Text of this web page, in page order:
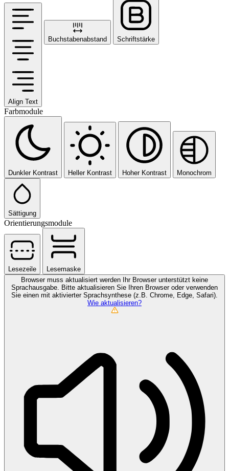
Align Text
Buchstabenabstand Schriftstärke
Farbmodule
Dunkler Kontrast Heller Kontrast Hoher Kontrast Monochrom
Sättigung
Orientierungsmodule
Lesezeile
Lesemaske
Browser muss aktualisiert werden
Ihr Browser unterstützt keine
Sprachausgabe. Bitte aktualisieren Sie Ihren Browser oder verwenden
Sie einen mit aktivierter Sprachsynthese (z.B. Chrome, Edge, Safari).
Wie aktualisieren?